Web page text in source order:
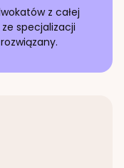
z całej
specjalizacji